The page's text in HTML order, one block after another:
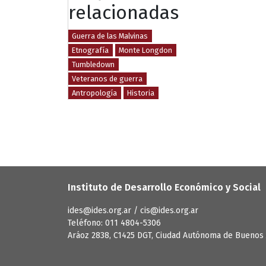
relacionadas
Guerra de las Malvinas
Etnografía
Monte Longdon
Tumbledown
Veteranos de guerra
Antropología
Historia
Instituto de Desarrollo Económico y Social
ides@ides.org.ar / cis@ides.org.ar
Teléfono: 011 4804-5306
Aráoz 2838, C1425 DGT, Ciudad Autónoma de Buenos